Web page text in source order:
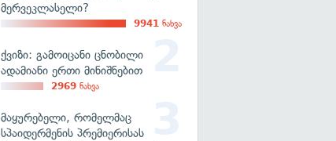
მერვეკლასელი?
9941 ნახვა
ქვიზი: გამოიცანი ცნობილი
ადამიანი ერთი მინიშნებით
2969 ნახვა
მაყურებელი, რომელმაც
სპაიდერმენის პრემიერისას